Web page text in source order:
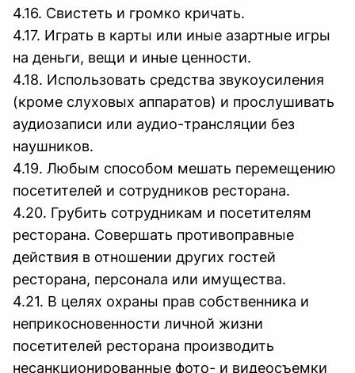
4.16. Свистеть и громко кричать.
4.17. Играть в карты или иные азартные игры
на деньги, вещи и иные ценности.
4.18. Использовать средства звукоусиления
(кроме слуховых аппаратов) и прослушивать
аудиозаписи или аудио-трансляции без
наушников.
4.19. Любым способом мешать перемещению
посетителей и сотрудников ресторана.
4.20. Грубить сотрудникам и посетителям
ресторана. Совершать противоправные
действия в отношении других гостей
ресторана, персонала или имущества.
4.21. В целях охраны прав собственника и
неприкосновенности личной жизни
посетителей ресторана производить
несанкционированные фото- и видеосъемки